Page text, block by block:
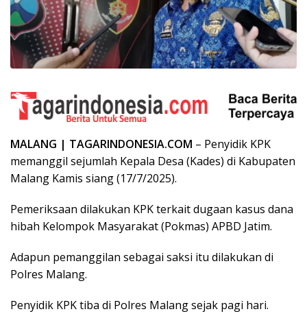
MALANG | TAGARINDONESIA.COM – Penyidik KPK
memanggil sejumlah Kepala Desa (Kades) di Kabupaten
Malang Kamis siang (17/7/2025).
Pemeriksaan dilakukan KPK terkait dugaan kasus dana
hibah Kelompok Masyarakat (Pokmas) APBD Jatim.
Adapun pemanggilan sebagai saksi itu dilakukan di
Polres Malang.
Penyidik KPK tiba di Polres Malang sejak pagi hari.